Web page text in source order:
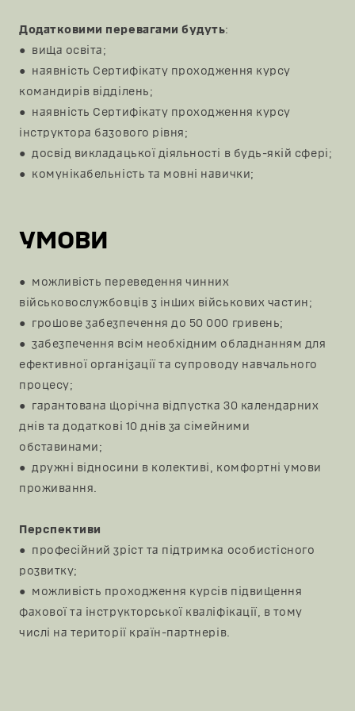
Додатковими перевагами будуть:
● вища освіта;
● наявність Сертифікату проходження курсу
командирів відділень;
● наявність Сертифікату проходження курсу
інструктора базового рівня;
● досвід викладацької діяльності в будь-якій сфері;
● комунікабельність та мовні навички;
УМОВИ
● можливість переведення чинних
військовослужбовців з інших військових частин;
● грошове забезпечення до 50 000 гривень;
● забезпечення всім необхідним обладнанням для
ефективної організації та супроводу навчального
процесу;
● гарантована щорічна відпустка 30 календарних
днів та додаткові 10 днів за сімейними
обставинами;
● дружні відносини в колективі, комфортні умови
проживання.
Перспективи
● професійний зріст та підтримка особистісного
розвитку;
● можливість проходження курсів підвищення
фахової та інструкторської кваліфікації, в тому
числі на території країн-партнерів.